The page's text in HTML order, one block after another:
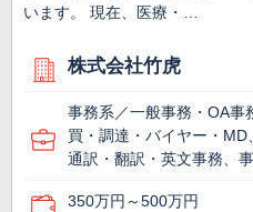
います。 現在、医療・…
株式会社竹虎
事務系／一般事務・OA事
買・調達・バイヤー・
通訳・翻訳・英文事務、
350万円～500万円